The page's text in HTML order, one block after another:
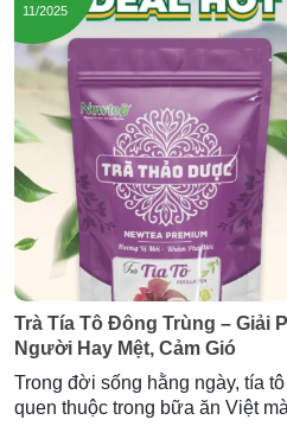
11/2025
Trà Tía Tô Đông Trùng – Giải
Người Hay Mệt, Cảm Gió
Trong đời sống hằng ngày, tía
quen thuộc trong bữa ăn Việt